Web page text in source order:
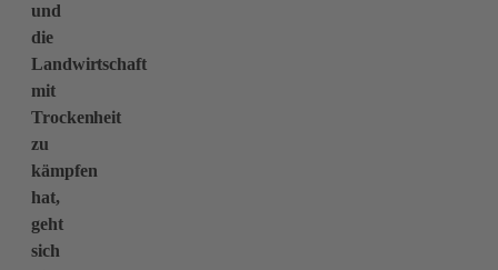
und
die
Landwirtschaft
mit
Trockenheit
zu
kämpfen
hat,
geht
sich